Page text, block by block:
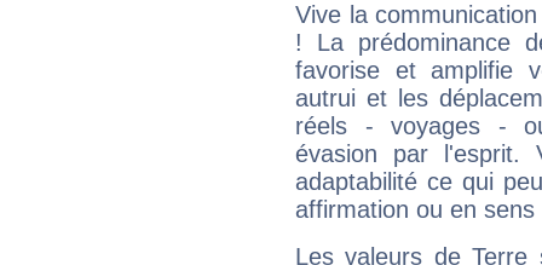
Vive la
! La prédominance
favorise et amplifie
autrui et les
réels - voyages -
évasion par l'esprit.
adaptabilité ce qui
affirmation ou en
Les valeurs de Terre